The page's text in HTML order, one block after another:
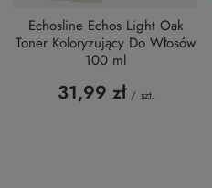
Echosline Echos Light Oak
Toner Koloryzujący Do Włosów
100 ml
31,99 zł / szt.